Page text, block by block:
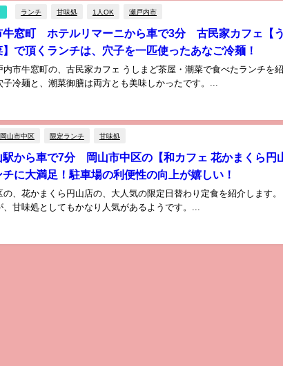
ランチ 甘味処 1人OK 瀬戸内市
牛窓町 ホテルリマーニから車で3分 古民家カフェ【
】で頂くランチは、穴子を一匹使ったあなご冷麺！
内市牛窓町の、古民家カフェ うしまど茶屋・潮菜で食べたランチを
子冷麺と、潮菜御膳は両方とも美味しかったです。...
岡山市中区 限定ランチ 甘味処
駅から車で7分 岡山市中区の【和カフェ 花かまくら円
チに大満足！駐車場の利便性の向上が嬉しい！
の、花かまくら円山店の、大人気の限定日替わり定食を紹介します
、甘味処としてもかなり人気があるようです。...